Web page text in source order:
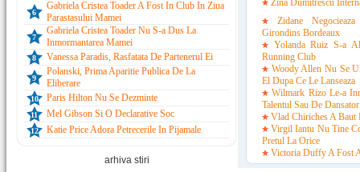
6
Gabriela Cristea Toader A Fost In Club In Ziua
Parastasului Mamei
7
Gabriela Cristea Toader Nu S-a Dus La
Inmormantarea Mamei
8 Vanessa Paradis, Rasfatata De Partenerul Ei
9
Polanski, Prima Aparitie Publica De La
Eliberare
10 Paris Hilton Nu Se Dezminte
11 Mel Gibson Si O Declarative Soc
12 Katie Price Adora Petrecerile In Pijamale
arhiva stiri
Zina Dumitrescu
Zidane
Girondins Bordeaux
Yolanda Ruiz S-a
Running Club
Woody Allen Nu Se
El Dupa Ce Le Lanseaza
Wilmark Rizo Le-a
Talentul Sau De Dansator
Vlad Chiriches A Baut
Virgil Iantu Nu Tine
Pretul La Orice
Victoria Duffy A Fost